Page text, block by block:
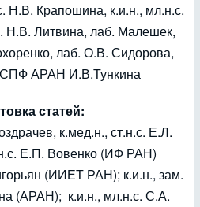
Н.В. Крапошина, к.и.н., мл.н.с.
Н.В. Литвина, лаб. Малешек,
лаб. О.В. Сидорова,
СПФ АРАН И.В.Тункина
статей:
к.мед.н., ст.н.с. Е.Л.
Е.П. Вовенко (ИФ РАН)
(ИИЕТ РАН); к.и.н., зам.
(АРАН); к.и.н., мл.н.с. С.А.